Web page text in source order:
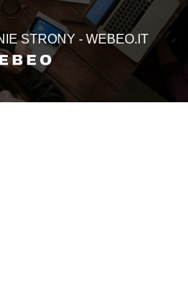
STRONY - WEBEO.IT